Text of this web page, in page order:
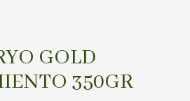
GOLD
350GR